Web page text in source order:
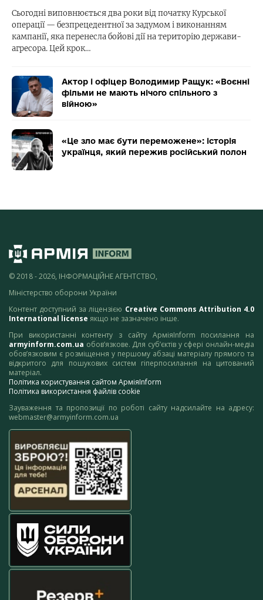
Сьогодні виповнюється два роки від початку Курської
операції — безпрецедентної за задумом і виконанням
кампанії, яка перенесла бойові дії на територію держави-
агресора. Цей крок…
Актор і офіцер Володимир Ращук: «Воєнні
фільми не мають нічого спільного з
війною»
«Це зло має бути переможене»: історія
українця, який пережив російський полон
© 2018 - 2026, ІНФОРМАЦІЙНЕ АГЕНТСТВО,
Міністерство оборони України
Контент доступний за ліцензією Creative Commons Attribution 4.0
International license якщо не зазначено інше.
При використанні контенту з сайту АрміяInform посилання на
armyinform.com.ua обов’язкове. Для суб’єктів у сфері онлайн-медіа
обов’язковим є розміщення у першому абзаці матеріалу прямого та
відкритого для пошукових систем гіперпосилання на цитований
матеріал.
Політика користування сайтом АрміяInform
Політика використання файлів cookie
Зауваження та пропозиції по роботі сайту надсилайте на адресу:
webmaster@armyinform.com.ua